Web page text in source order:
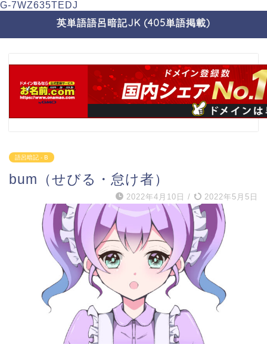
G-7WZ635TEDJ
英単語語呂暗記JK (405単語掲載)
語呂暗記 - B
bum（せびる・怠け者）
2022年4月10日 / 2022年5月5日